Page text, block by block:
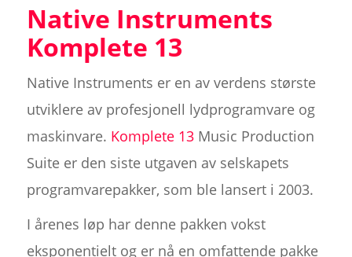
Native Instruments
Komplete 13
Native Instruments er en av verdens største
utviklere av profesjonell lydprogramvare og
maskinvare. Komplete 13Music Production
Suite er den siste utgaven av selskapets
programvarepakker, som ble lansert i 2003.
I årenes løp har denne pakken vokst
eksponentielt og er nå en omfattende pakke